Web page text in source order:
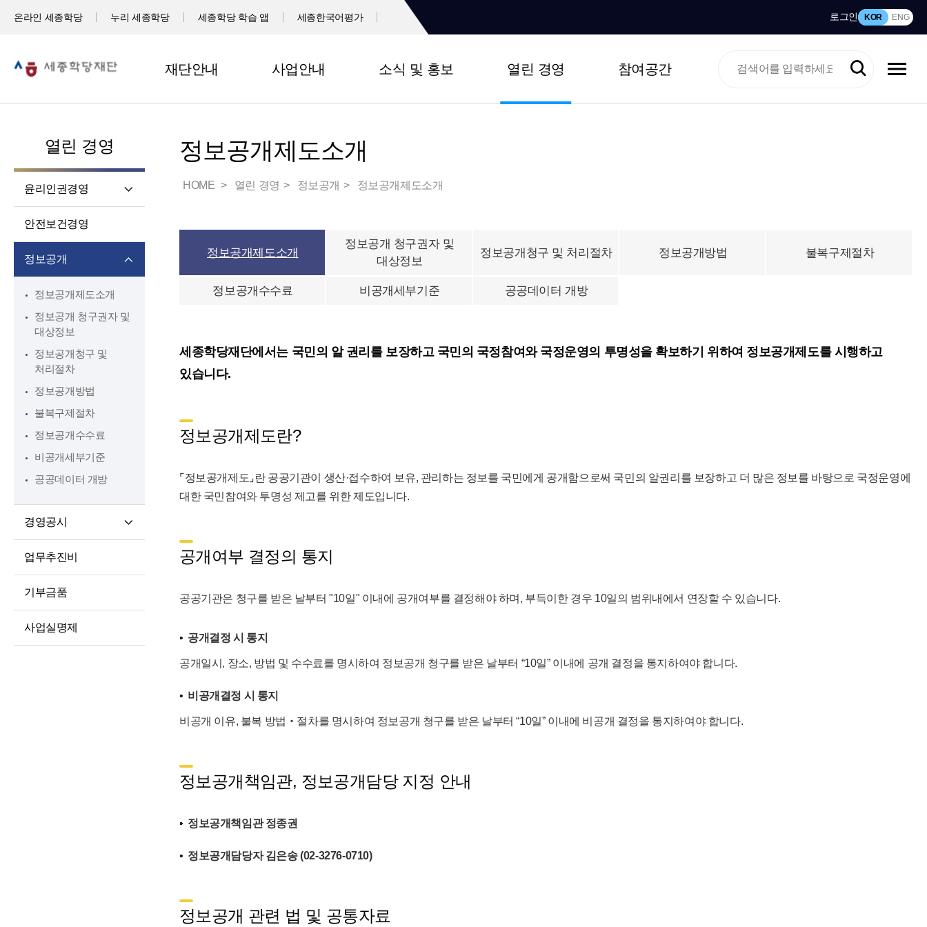
온라인 세종학당 누리 세종학당 세종학당 학습 앱 세종한국어평가 로그인 KOR ENG
재단안내 사업안내 소식 및 홍보 열린 경영 참여공간
열린 경영
윤리인권경영
고객서비스 헌장
윤리 자가 진단
재단 청렴 실천 결의문
인권경영
청렴포털부패신고
익명부패신고
안전보건경영
정보공개
정보공개제도소개
정보공개 청구권자 및
대상정보
정보공개청구 및
처리절차
정보공개방법
불복구제절차
정보공개수수료
비공개세부기준
공공데이터 개방
경영공시
징계처분 결과
소송 및 소송대리인
현황
업무추진비
기부금품
사업실명제
정보공개제도소개
HOME 열린 경영 정보공개 정보공개제도소개
정보공개제도소개
정보공개 청구권자 및
대상정보
정보공개청구 및 처리절차 정보공개방법 불복구제절차
정보공개수수료 비공개세부기준 공공데이터 개방
세종학당재단에서는 국민의 알 권리를 보장하고 국민의 국정참여와 국정운영의 투명성을 확보하기 위하여 정보공개제도를 시행하고
있습니다.
정보공개제도란?
⌜정보공개제도⌟란 공공기관이 생산·접수하여 보유, 관리하는 정보를 국민에게 공개함으로써 국민의 알권리를 보장하고 더 많은 정보를 바탕으로 국정운영에
대한 국민참여와 투명성 제고를 위한 제도입니다.
공개여부 결정의 통지
공공기관은 청구를 받은 날부터 "10일" 이내에 공개여부를 결정해야 하며, 부득이한 경우 10일의 범위내에서 연장할 수 있습니다.
공개결정 시 통지
공개일시, 장소, 방법 및 수수료를 명시하여 정보공개 청구를 받은 날부터 “10일” 이내에 공개 결정을 통지하여야 합니다.
비공개결정 시 통지
비공개 이유, 불복 방법‧절차를 명시하여 정보공개 청구를 받은 날부터 “10일” 이내에 비공개 결정을 통지하여야 합니다.
정보공개책임관, 정보공개담당 지정 안내
정보공개책임관 정종권
정보공개담당자 김은송 (02-3276-0710)
정보공개 관련 법 및 공통자료